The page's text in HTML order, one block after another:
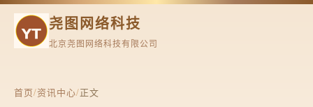
尧图网络科技
北京尧图网络科技有限公司
首页/资讯中心/正文